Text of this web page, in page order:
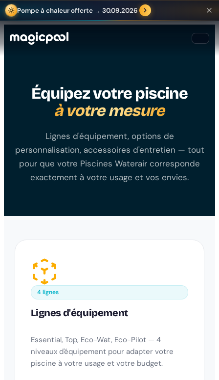
Pompe à chaleur offerte → 30.09.2026
Équipez votre piscine
à votre mesure
Lignes d'équipement, options de
personnalisation, accessoires d'entretien — tout
pour que votre Piscines Waterair corresponde
exactement à votre usage et vos envies.
4 lignes
Lignes d'équipement
Essential, Top, Eco-Wat, Eco-Pilot — 4
niveaux d'équipement pour adapter votre
piscine à votre usage et votre budget.